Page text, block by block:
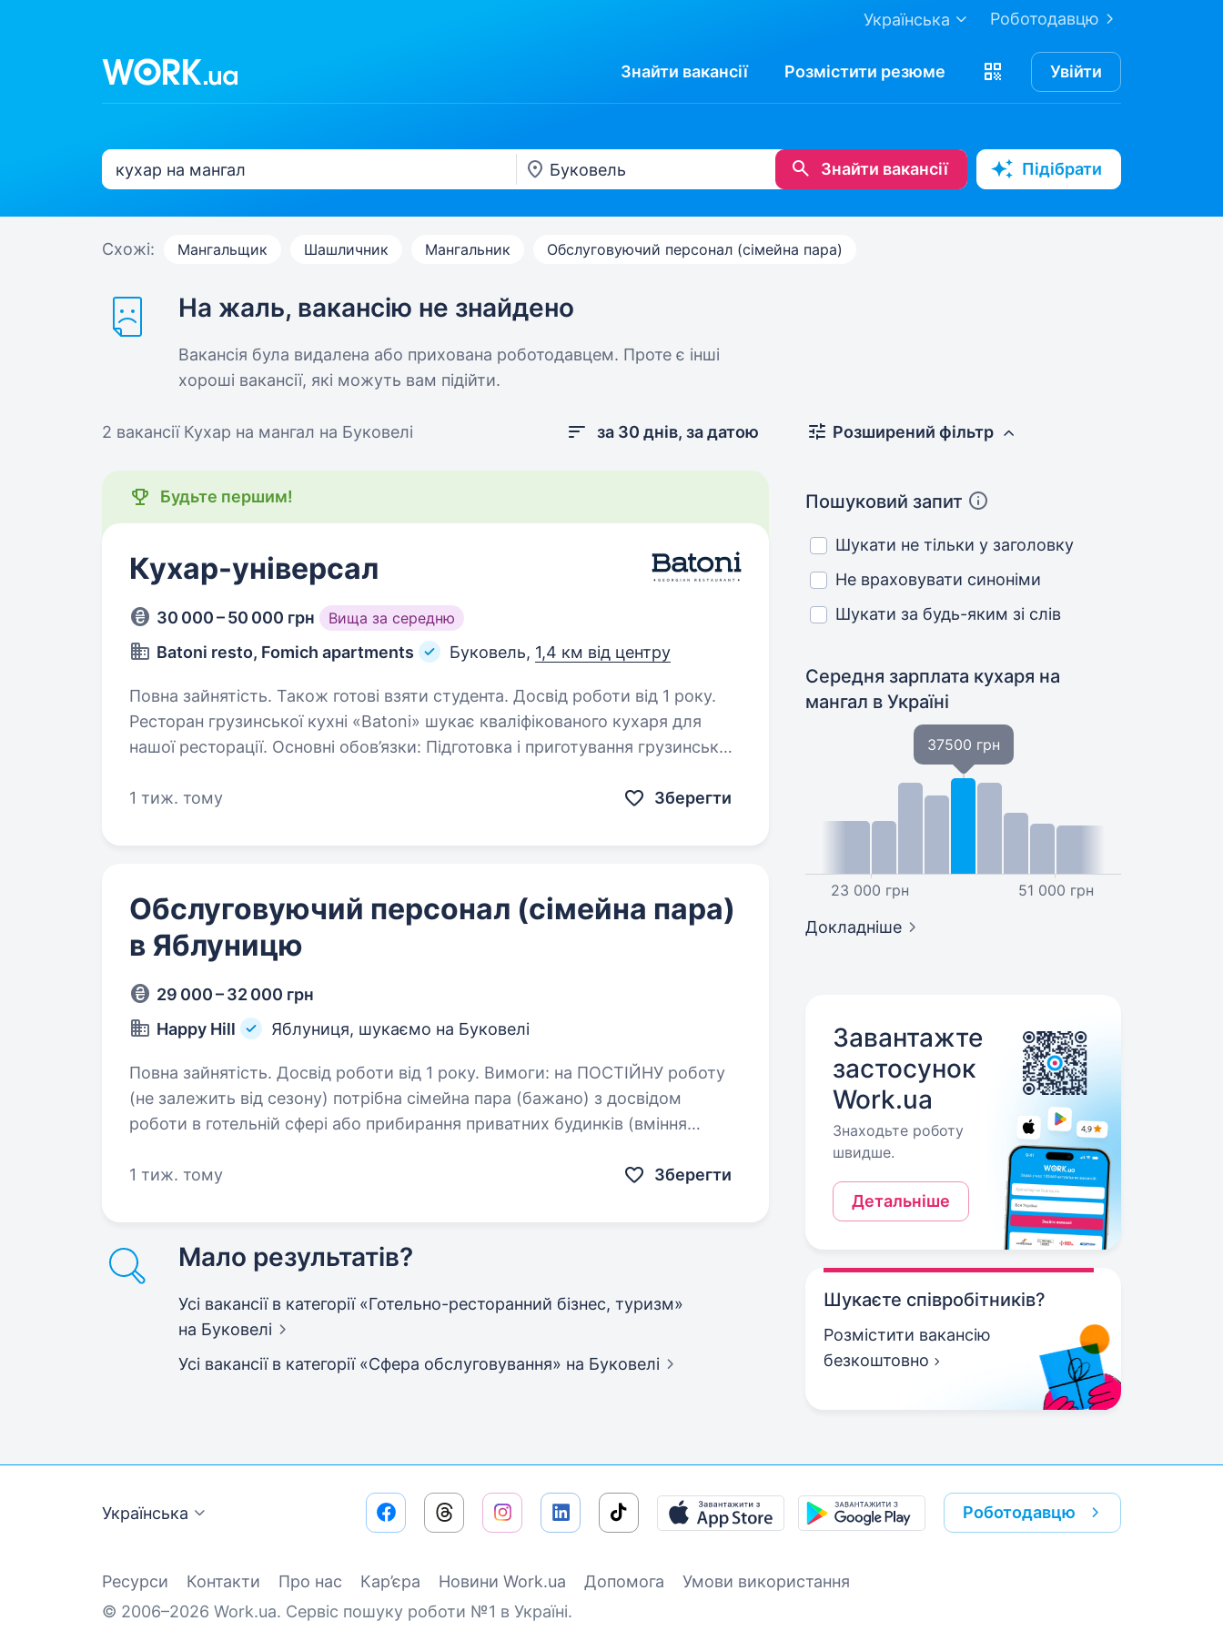
Роботодавцю
Українська
Знайти вакансії Розмістити резюме Увійти
Знайти вакансії Підібрати
Схожі: Мангальщик Шашличник Мангальник Обслуговуючий персонал (сімейна пара)
На жаль, вакансію не знайдено
Вакансія була видалена або прихована роботодавцем. Проте є інші
хороші вакансії, які можуть вам підійти.
2 вакансії Кухар на мангал на Буковелі за 30 днів, за датою
Будьте першим!
Кухар-універсал
30 000 – 50 000 грн Вища за середню
Batoni resto, Fomich apartments Буковель, 1,4 км від центру
Повна зайнятість. Також готові взяти студента. Досвід роботи від 1 року.
Ресторан грузинської кухні «Batoni» шукає кваліфікованого кухаря для
нашої ресторації. Основні обов’язки: Підготовка і приготування грузинських
1 тиж. тому
Зберегти
Обслуговуючий персонал (сімейна пара)
в Яблуницю
29 000 – 32 000 грн
Happy Hill
Яблуниця, шукаємо на Буковелі
Повна зайнятість. Досвід роботи від 1 року. Вимоги: на ПОСТІЙНУ роботу
(не залежить від сезону) потрібна сімейна пара (бажано) з досвідом
роботи в готельній сфері або прибирання приватних будинків (вміння
1 тиж. тому
Зберегти
Мало результатів?
Усі вакансії в категорії «Готельно-ресторанний бізнес, туризм»
на Буковелі
Усі вакансії в категорії «Сфера обслуговування» на Буковелі
Розширений фільтр
Пошуковий запит
Шукати не тільки у заголовку
Не враховувати синоніми
Шукати за будь-яким зі слів
Середня зарплата кухаря на
мангал в Україні
23 000 грн
37500 грн
51 000 грн
Докладніше
Завантажте
застосунок
Work.ua
Знаходьте роботу
швидше.
Детальніше
Шукаєте співробітників?
Розмістити вакансію
безкоштовно
Українська Роботодавцю
Ресурси Контакти Про нас Кар’єра Новини Work.ua Допомога
Умови використання
© 2006–2026 Work.ua. Сервіс пошуку роботи №1 в Україні.